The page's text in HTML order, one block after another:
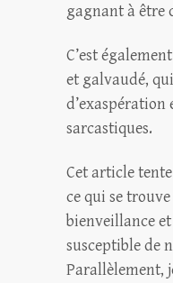
gagnant à être
C’est
et galvaudé,
d’exaspération
sarcastiques.
Cet article
ce qui se
bienveillance
susceptible de
Parallèlement,